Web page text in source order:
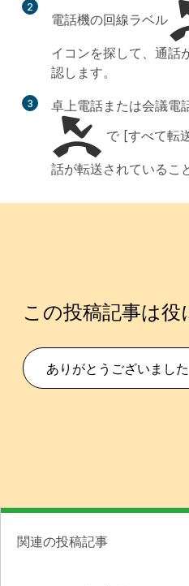
2
電話機の回線ラベル
イコンを探して、通話
認します。
3
卓上電話または会議電
で [すべて転
話が転送されているこ
この投稿記事は役
ありがとうございました
関連の投稿記事